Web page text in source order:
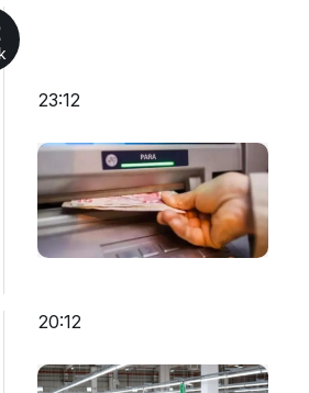
23:12
20:12